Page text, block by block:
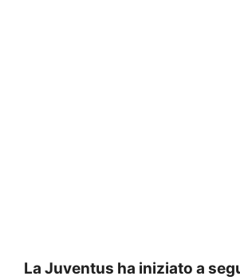
La Juventus ha iniziato a